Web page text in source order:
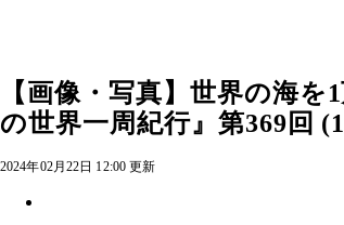
【画像・写真】世界の海
の世界一周紀行』第369回
2024年02月22日 12:00 更新